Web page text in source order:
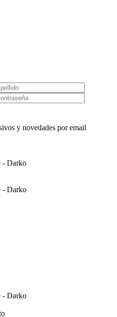
y novedades por email